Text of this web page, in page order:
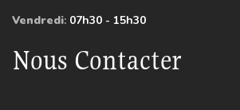
Vendredi: 07h30 - 15h30
Nous Contacter